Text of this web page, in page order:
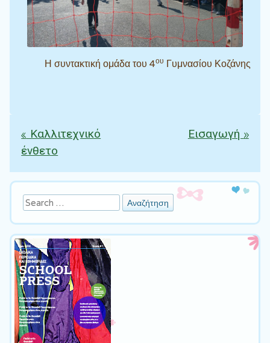
Η συντακτική ομάδα του 4ου Γυμνασίου Κοζάνης
Πλοήγηση άρθρων
«Καλλιτεχνικό
ένθετο
Εισαγωγή»
Αναζήτηση